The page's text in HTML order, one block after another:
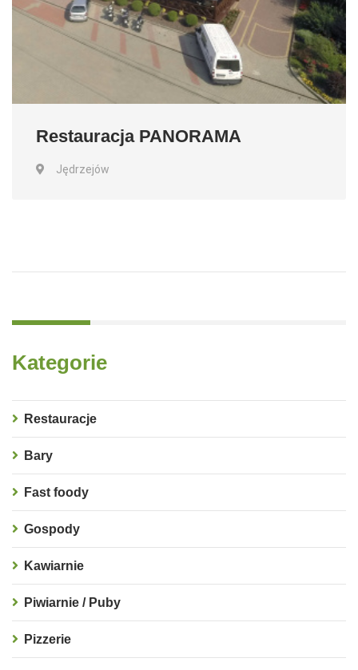
Restauracja PANORAMA
Jędrzejów
Kategorie
Restauracje
Bary
Fast foody
Gospody
Kawiarnie
Piwiarnie / Puby
Pizzerie